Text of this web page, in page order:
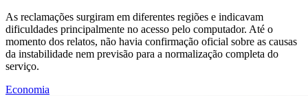
As reclamações surgiram em diferentes regiões e indicavam
dificuldades principalmente no acesso pelo computador. Até o
momento dos relatos, não havia confirmação oficial sobre as causas
da instabilidade nem previsão para a normalização completa do
serviço.
Economia